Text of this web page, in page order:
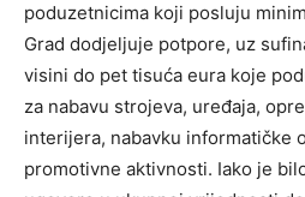
poduzetnicima koji posluju
Grad dodjeljuje potpore, uz
visini do pet tisuća eura koje
za nabavu strojeva, uređaja,
interijera, nabavku informatičke
promotivne aktivnosti. Iako je